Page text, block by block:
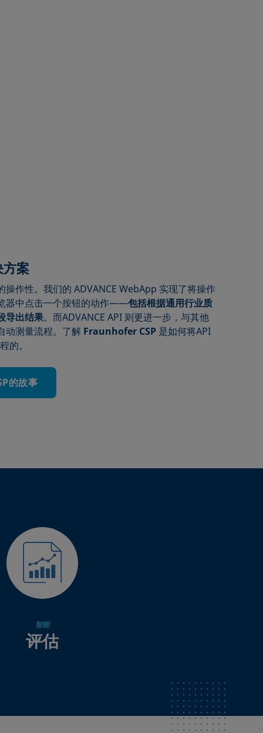
案
作性。我们的 ADVANCE WebApp 实现了将操作
器中点击一个按钮的动作——包括根据通用行业质
导出结果。而ADVANCE API 则更进一步，与其他
动测量流程。了解Fraunhofer CSP是如何将API
的。
的故事
智能
评估